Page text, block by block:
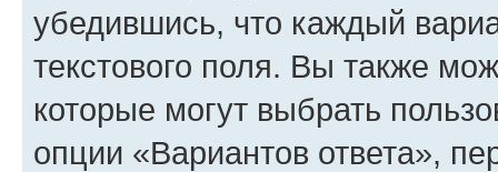
убедившись, что каждый
текстового поля. Вы также
которые могут выбрать
опции «Вариантов ответа»,